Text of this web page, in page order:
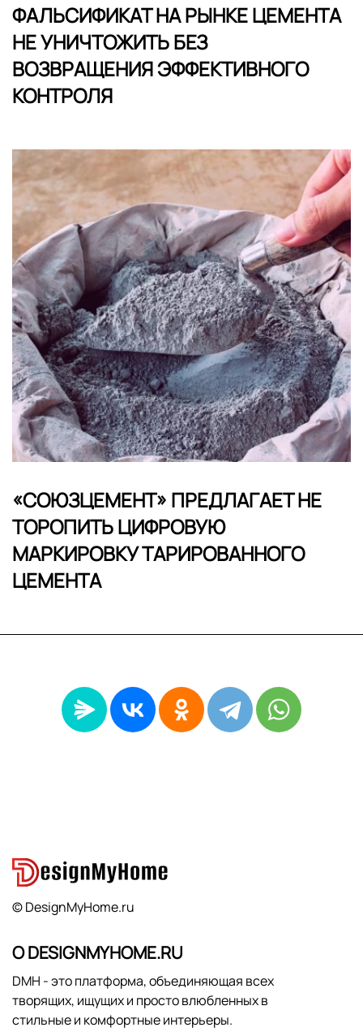
ФАЛЬСИФИКАТ НА РЫНКЕ ЦЕМЕНТА
НЕ УНИЧТОЖИТЬ БЕЗ
ВОЗВРАЩЕНИЯ ЭФФЕКТИВНОГО
КОНТРОЛЯ
«СОЮЗЦЕМЕНТ» ПРЕДЛАГАЕТ НЕ
ТОРОПИТЬ ЦИФРОВУЮ
МАРКИРОВКУ ТАРИРОВАННОГО
ЦЕМЕНТА
© DesignMyHome.ru
О DESIGNMYHOME.RU
DMH - это платформа, объединяющая всех
творящих, ищущих и просто влюбленных в
стильные и комфортные интерьеры.